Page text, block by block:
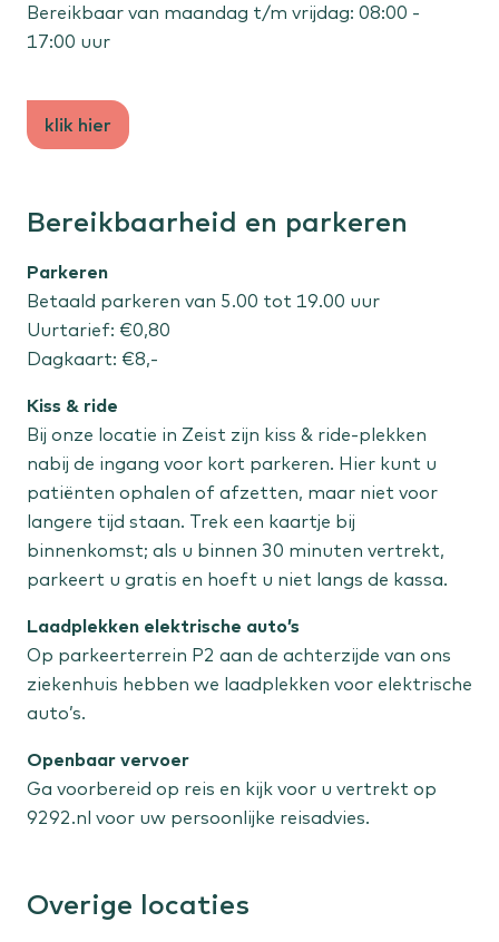
Expertisecentra
Bekijk alle aandoeningen
Bereikbaar van maandag t/m vrijdag: 08:00 -
17:00 uur
klik hier
Bereikbaarheid en parkeren
Parkeren
Betaald parkeren van 5.00 tot 19.00 uur
Uurtarief: €0,80
Dagkaart: €8,-
Kiss & ride
Bij onze locatie in Zeist zijn kiss & ride-plekken
nabij de ingang voor kort parkeren. Hier kunt u
patiënten ophalen of afzetten, maar niet voor
langere tijd staan. Trek een kaartje bij
binnenkomst; als u binnen 30 minuten vertrekt,
parkeert u gratis en hoeft u niet langs de kassa.
Laadplekken elektrische auto’s
Op parkeerterrein P2 aan de achterzijde van ons
ziekenhuis hebben we laadplekken voor elektrische
auto’s.
Openbaar vervoer
Ga voorbereid op reis en kijk voor u vertrekt op
9292.nl voor uw persoonlijke reisadvies.
Overige locaties